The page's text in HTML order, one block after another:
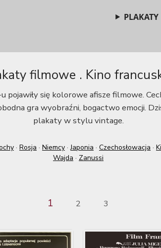
PLAKATY
filmowe . Kino
pojawiły się kolorowe afisze filmowe.
gra wyobraźni, bogactwo emocji.
plakaty w stylu vintage.
· Rosja · Niemcy ·Japonia · Czechosłowacja ·
Wajda · Zanussi
1 2 3